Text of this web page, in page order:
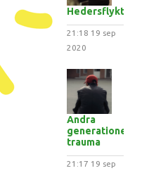
Hedersflykten
21:18 19 sep
2020
Andra
generationens
trauma
21:17 19 sep